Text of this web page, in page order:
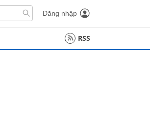
Đăng nhập
RSS